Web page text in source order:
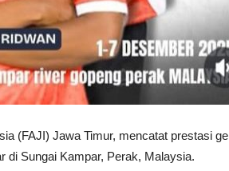
(FAJI) Jawa Timur, mencatat prestasi
di Sungai Kampar, Perak, Malaysia.